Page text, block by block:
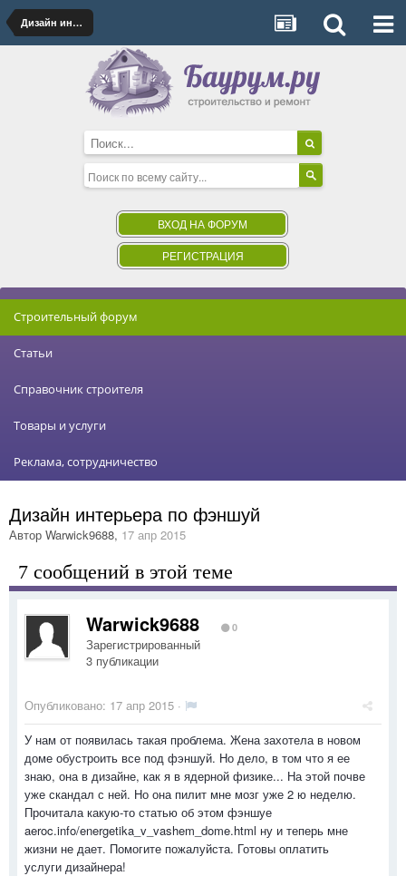
Дизайн интерьера
ВХОД НА ФОРУМ
РЕГИСТРАЦИЯ
Строительный форум
Статьи
Справочник строителя
Товары и услуги
Реклама, сотрудничество
Дизайн интерьера по фэншуй
Автор Warwick9688, 17 апр 2015
7 сообщений в этой теме
Warwick9688 0
Зарегистрированный
3 публикации
Опубликовано: 17 апр 2015 ·
У нам от появилась такая проблема. Жена захотела в новом
доме обустроить все под фэншуй. Но дело, в том что я ее
знаю, она в дизайне, как я в ядерной физике... На этой почве
уже скандал с ней. Но она пилит мне мозг уже 2 ю неделю.
Прочитала какую-то статью об этом фэншуе
aeroc.info/energetika_v_vashem_dome.html ну и теперь мне
жизни не дает. Помогите пожалуйста. Готовы оплатить
услуги дизайнера!